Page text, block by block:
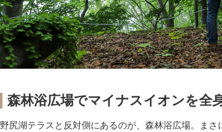
森林浴広場でマイナスイオンを全
野尻湖テラスと反対側にあるのが、森林浴広場。ま